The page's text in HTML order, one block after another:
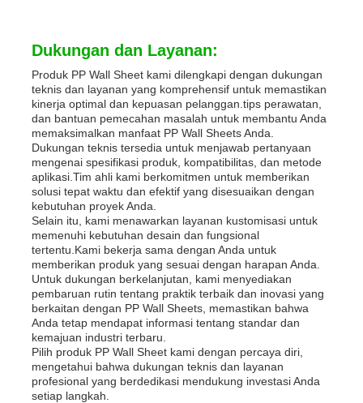
Dukungan dan Layanan:
Produk PP Wall Sheet kami dilengkapi dengan dukungan
teknis dan layanan yang komprehensif untuk memastikan
kinerja optimal dan kepuasan pelanggan.tips perawatan,
dan bantuan pemecahan masalah untuk membantu Anda
memaksimalkan manfaat PP Wall Sheets Anda.
Dukungan teknis tersedia untuk menjawab pertanyaan
mengenai spesifikasi produk, kompatibilitas, dan metode
aplikasi.Tim ahli kami berkomitmen untuk memberikan
solusi tepat waktu dan efektif yang disesuaikan dengan
kebutuhan proyek Anda.
Selain itu, kami menawarkan layanan kustomisasi untuk
memenuhi kebutuhan desain dan fungsional
tertentu.Kami bekerja sama dengan Anda untuk
memberikan produk yang sesuai dengan harapan Anda.
Untuk dukungan berkelanjutan, kami menyediakan
pembaruan rutin tentang praktik terbaik dan inovasi yang
berkaitan dengan PP Wall Sheets, memastikan bahwa
Anda tetap mendapat informasi tentang standar dan
kemajuan industri terbaru.
Pilih produk PP Wall Sheet kami dengan percaya diri,
mengetahui bahwa dukungan teknis dan layanan
profesional yang berdedikasi mendukung investasi Anda
setiap langkah.